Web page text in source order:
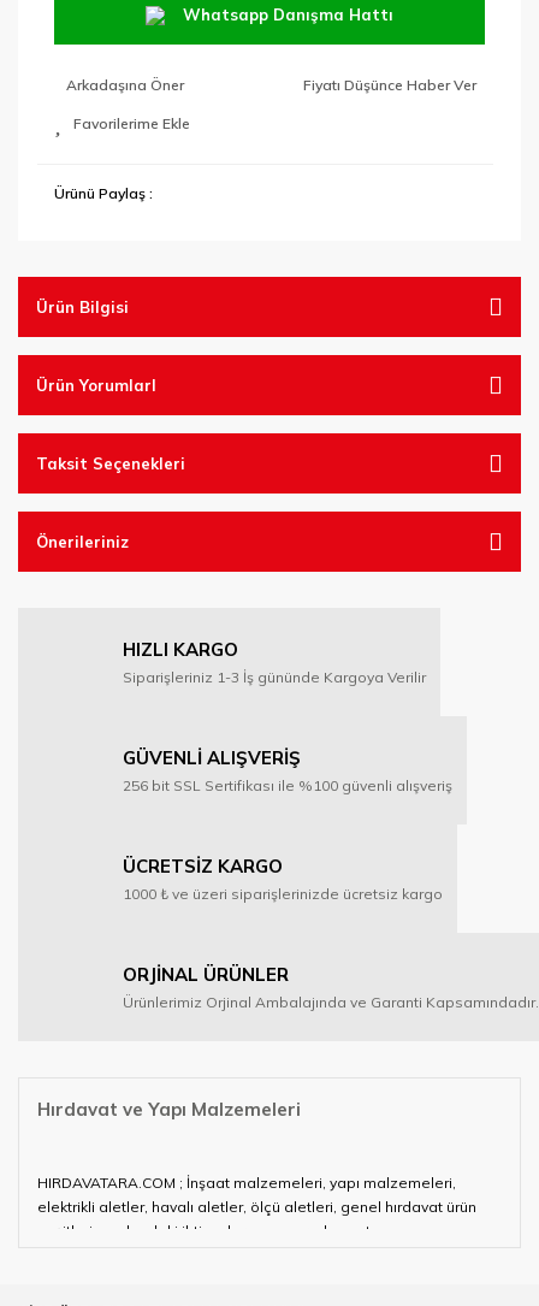
Whatsapp Danışma Hattı
Arkadaşına Öner Fiyatı Düşünce Haber Ver
Ürünü Paylaş :
Ürün Bilgisi
Ürün YorumlarI
Taksit Seçenekleri
Önerileriniz
HIZLI KARGO
Siparişleriniz 1-3 İş gününde Kargoya Verilir
GÜVENLİ ALIŞVERİŞ
256 bit SSL Sertifikası ile %100 güvenli alışveriş
ÜCRETSİZ KARGO
1000 ₺ ve üzeri siparişlerinizde ücretsiz kargo
ORJİNAL ÜRÜNLER
Ürünlerimiz Orjinal Ambalajında ve Garanti Kapsamındadır.
Hırdavat ve Yapı Malzemeleri
HIRDAVATARA.COM ; İnşaat malzemeleri, yapı malzemeleri,
elektrikli aletler, havalı aletler, ölçü aletleri, genel hırdavat ürün
çeşitleri ve alandaki ihtiyaçlarınızın neredeyse tamamını